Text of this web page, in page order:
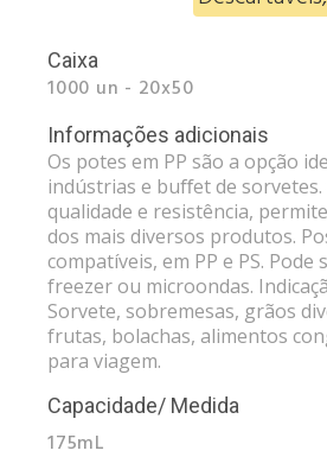
Caixa
1000 un - 20x50
Informações adicionais
Os potes em PP são a opção
indústrias e buﬀet de sorvetes.
qualidade e resistência,
dos mais diversos produtos.
compatíveis, em PP e PS. Pode
freezer ou microondas.
Sorvete, sobremesas, grãos
frutas, bolachas, alimentos
para viagem.
Capacidade/ Medida
175mL